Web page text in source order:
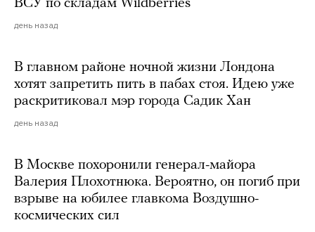
ВСУ по складам Wildberries
день назад
В главном районе ночной жизни Лондона
хотят запретить пить в пабах стоя. Идею уже
раскритиковал мэр города Садик Хан
день назад
В Москве похоронили генерал-майора
Валерия Плохотнюка. Вероятно, он погиб при
взрыве на юбилее главкома Воздушно-
космических сил